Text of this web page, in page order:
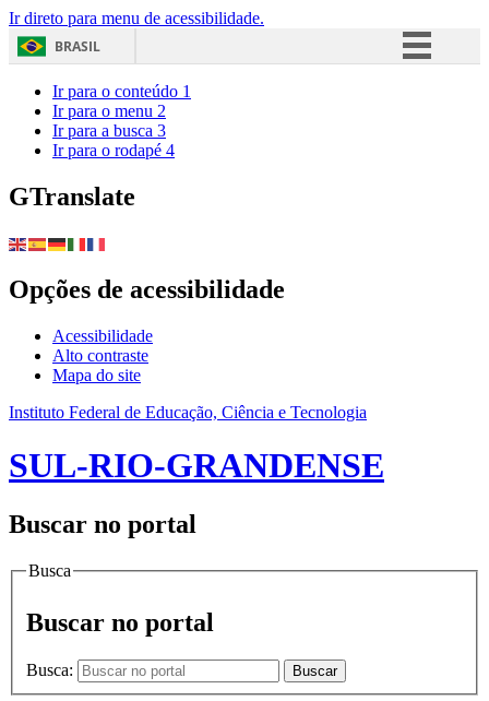
Ir direto para menu de acessibilidade.
BRASIL
Ir para o conteúdo 1
Ir para o menu 2
Ir para a busca 3
Ir para o rodapé 4
GTranslate
Opções de acessibilidade
Acessibilidade
Alto contraste
Mapa do site
Instituto Federal de Educação, Ciência e Tecnologia
SUL-RIO-GRANDENSE
Buscar no portal
Busca
Buscar no portal
Busca: Buscar